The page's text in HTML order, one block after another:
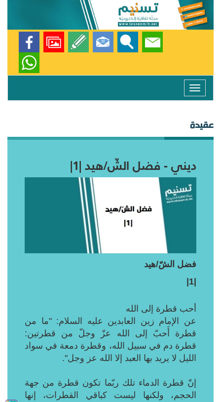
Toggle
navigation
عقيدة
ديني - فضل الشّ/هيد |1|
فضل الشّ/هيد
أحب قطرة إلى الله
عن الإمام زين العابدين عليه السلام: "ما من
قطرة أَحبّ إلى الله عزّ وجلّ من قطرتين:
قطرة دم في سبيل الله، وقطرة دمعة في سواد
الليل لا يريد بها العبد إلا الله عز وجل".
إنّ قطرة الدماء تلك ربّما تكون قطرة من جهة
الحجم، ولكنها ليست كباقي القطرات، إنها